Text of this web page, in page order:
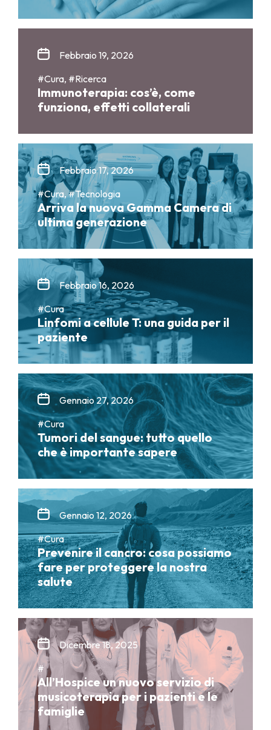
Febbraio 19, 2026
#Cura, #Ricerca
Immunoterapia: cos’è, come
funziona, effetti collaterali
Febbraio 17, 2026
#Cura, #Tecnologia
Arriva la nuova Gamma Camera di
ultima generazione
Febbraio 16, 2026
#Cura
Linfomi a cellule T: una guida per il
paziente
Gennaio 27, 2026
#Cura
Tumori del sangue: tutto quello
che è importante sapere
Gennaio 12, 2026
#Cura
Prevenire il cancro: cosa possiamo
fare per proteggere la nostra
salute
Dicembre 18, 2025
#
All’Hospice un nuovo servizio di
musicoterapia per i pazienti e le
famiglie